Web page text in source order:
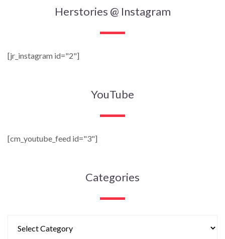
Herstories @ Instagram
[jr_instagram id="2"]
YouTube
[cm_youtube_feed id="3"]
Categories